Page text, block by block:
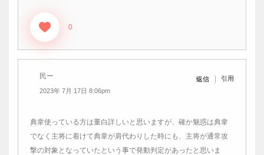
0
民ー
2023年 7月 17日 8:06pm
返信 引用
典韋使っている方は董白詳しいと思いますが、確か魅惑は典韋
でなく主将に着けて典韋が肩代わりした時にも、主将が通常攻
撃の対象となっていたという事で発動判定があったと思いま